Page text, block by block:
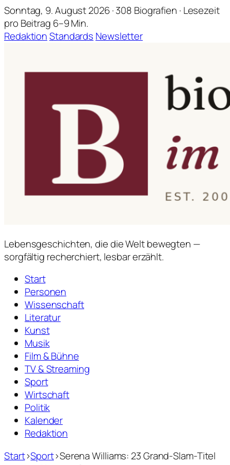
Sonntag, 9. August 2026 · 308 Biografien · Lesezeit
pro Beitrag 6–9 Min.
RedaktionStandards Newsletter
Lebensgeschichten, die die Welt bewegten —
sorgfältig recherchiert, lesbar erzählt.
Start
Personen
Wissenschaft
Literatur
Kunst
Musik
Film & Bühne
TV & Streaming
Sport
Wirtschaft
Politik
Kalender
Redaktion
Start›Sport›Serena Williams: 23 Grand-Slam-Titel